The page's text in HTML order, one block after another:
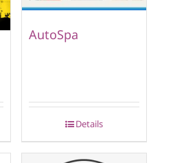
AutoSpa
Details